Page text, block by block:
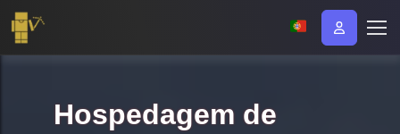
Hospedagem de